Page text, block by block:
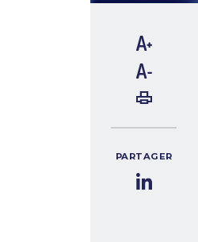
PARTAGER